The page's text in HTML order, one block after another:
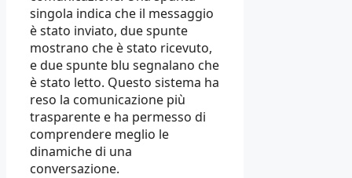
singola indica che il messaggio
è stato inviato, due spunte
mostrano che è stato ricevuto,
e due spunte blu segnalano che
è stato letto. Questo sistema ha
reso la comunicazione più
trasparente e ha permesso di
comprendere meglio le
dinamiche di una
conversazione.